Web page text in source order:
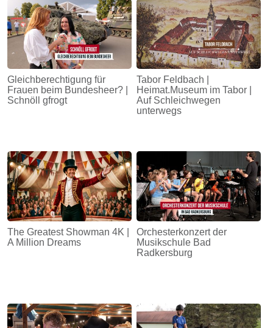
Gleichberechtigung für
Frauen beim Bundesheer? |
Schnöll gfrogt
Tabor Feldbach |
Heimat.Museum im Tabor |
Auf Schleichwegen
unterwegs
The Greatest Showman 4K |
A Million Dreams
Orchesterkonzert der
Musikschule Bad
Radkersburg